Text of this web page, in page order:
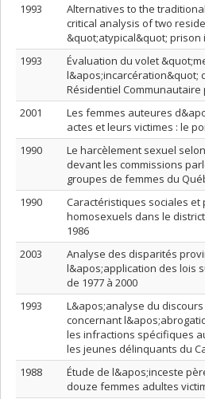
1993
Alternatives to the
critical analysis of two
&quot;atypical&quot; prison
1993
Évaluation du volet
l&apos;incarcération&quot;
Résidentiel
2001
Les femmes auteures
actes et leurs victimes : le
1990
Le harcèlement sexuel
devant les commissions
groupes de femmes du
1990
Caractéristiques sociales
homosexuels dans le
1986
2003
Analyse des disparités
l&apos;application des lois
de 1977 à 2000
1993
L&apos;analyse du
concernant
les infractions spécifiques
les jeunes délinquants du
1988
Étude de l&apos;inceste
douze femmes adultes